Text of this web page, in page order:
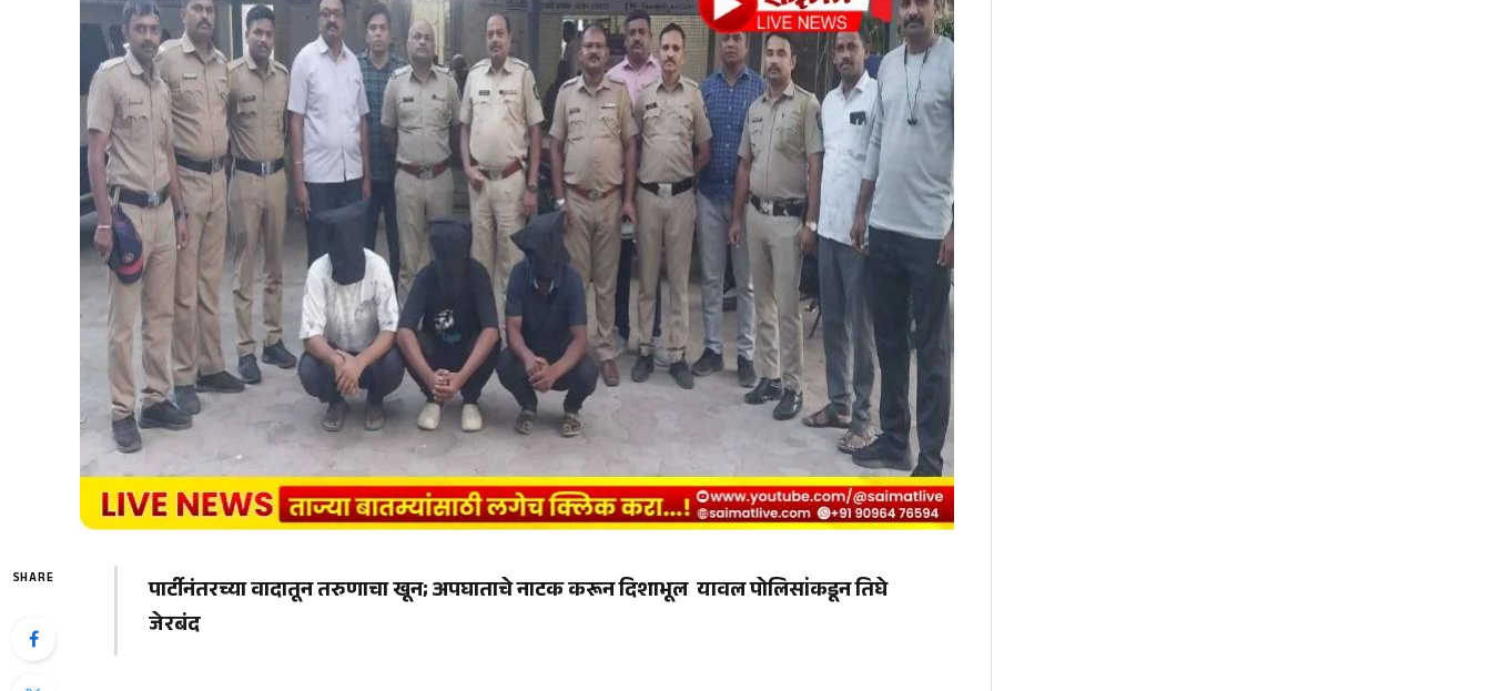
SHARE
पार्टीनंतरच्या वादातून तरुणाचा खून; अपघाताचे नाटक करून दिशाभूल यावल पोलिसांकडून तिघे
जेरबंद